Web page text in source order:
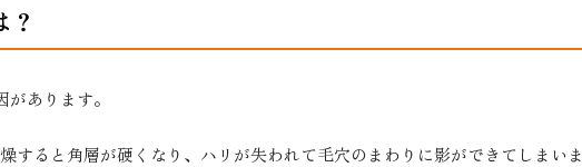
あります。
すると角層が硬くなり、ハリが失われて毛穴のまわりに影ができてしまい